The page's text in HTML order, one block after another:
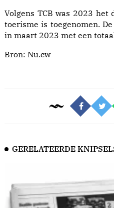
Volgens TCB was 2023
toerisme is toegenomen.
in maart 2023 met een
Bron: Nu.cw
GERELATEERDE